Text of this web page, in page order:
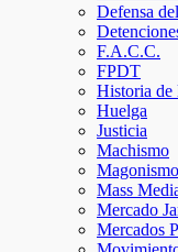
Defensa
F.A.C.C.
FPDT
Historia de
Huelga
Justicia
Machismo
Magonismo
Mass
Mercado
Mercados